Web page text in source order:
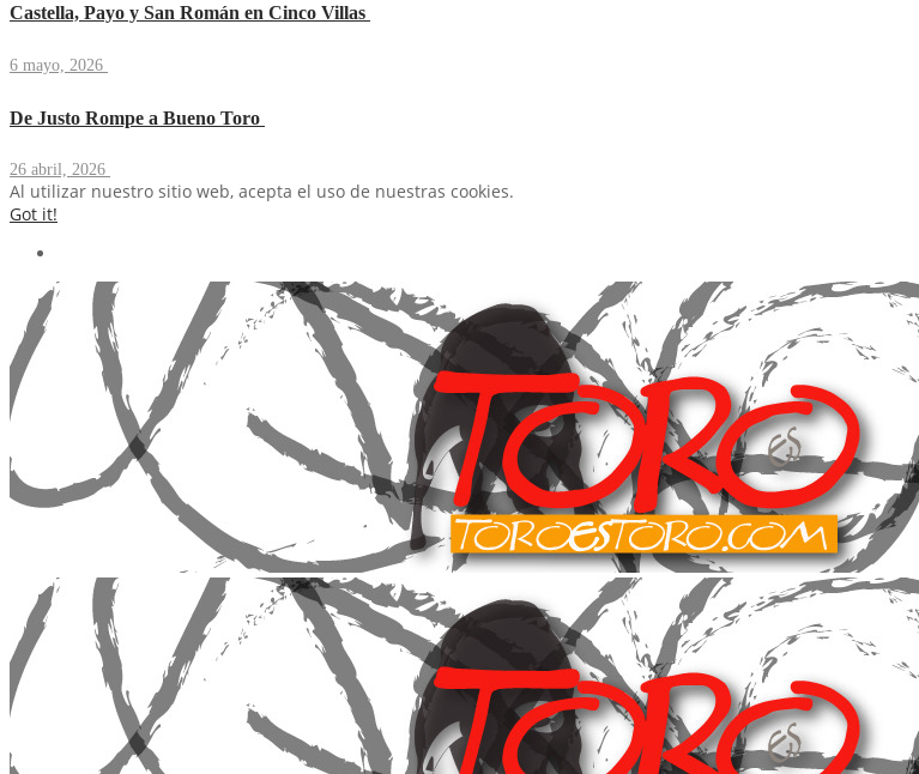
Castella, Payo y San Román en Cinco Villas
6 mayo, 2026
De Justo Rompe a Bueno Toro
26 abril, 2026
Al utilizar nuestro sitio web, acepta el uso de nuestras cookies.
Got it!